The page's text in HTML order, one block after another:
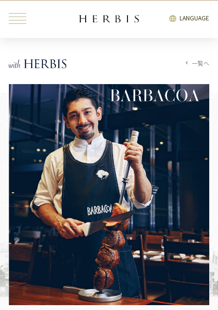
LANGUAGE
みんなが検索中の“トレンドキーワード”
インテリア 雑貨 カフェ レストラン ブライダル
ファッション・
雑貨
インテリア
ビューティ＆
リラクゼーション
サービス エンタテインメント ブライダル
グルメ フロアマップ アクセス
LANGUAGE
一覧へ